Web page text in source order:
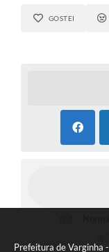
Prefeitura de Varginha
GOSTEI